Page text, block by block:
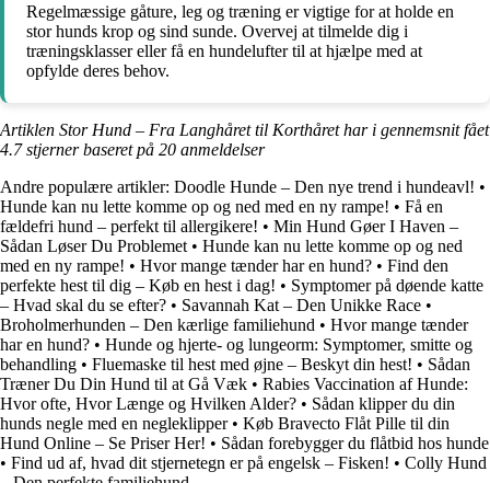
Regelmæssige gåture, leg og træning er vigtige for at holde en
stor hunds krop og sind sunde. Overvej at tilmelde dig i
træningsklasser eller få en hundelufter til at hjælpe med at
opfylde deres behov.
Artiklen Stor Hund – Fra Langhåret til Korthåret har i gennemsnit fået
4.7stjerner baseret på 20 anmeldelser
Andre populære artikler: Doodle Hunde – Den nye trend i hundeavl! •
Hunde kan nu lette komme op og ned med en ny rampe! • Få en
fældefri hund – perfekt til allergikere! • Min Hund Gøer I Haven –
Sådan Løser Du Problemet • Hunde kan nu lette komme op og ned
med en ny rampe! • Hvor mange tænder har en hund? • Find den
perfekte hest til dig – Køb en hest i dag! • Symptomer på døende katte
– Hvad skal du se efter? • Savannah Kat – Den Unikke Race •
Broholmerhunden – Den kærlige familiehund • Hvor mange tænder
har en hund? • Hunde og hjerte- og lungeorm: Symptomer, smitte og
behandling • Fluemaske til hest med øjne – Beskyt din hest! • Sådan
Træner Du Din Hund til at Gå Væk • Rabies Vaccination af Hunde:
Hvor ofte, Hvor Længe og Hvilken Alder? • Sådan klipper du din
hunds negle med en negleklipper• Køb Bravecto Flåt Pille til din
Hund Online – Se Priser Her! • Sådan forebygger du flåtbid hos hunde
• Find ud af, hvad dit stjernetegn er på engelsk – Fisken! • Colly Hund